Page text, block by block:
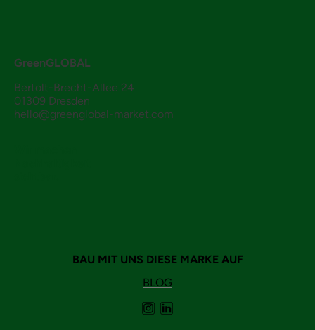
GreenGLOBAL
Bertolt-Brecht-Allee 24
01309 Dresden
hello@greenglobal-market.com
BAU MIT UNS DIESE MARKE AUF
BLOG